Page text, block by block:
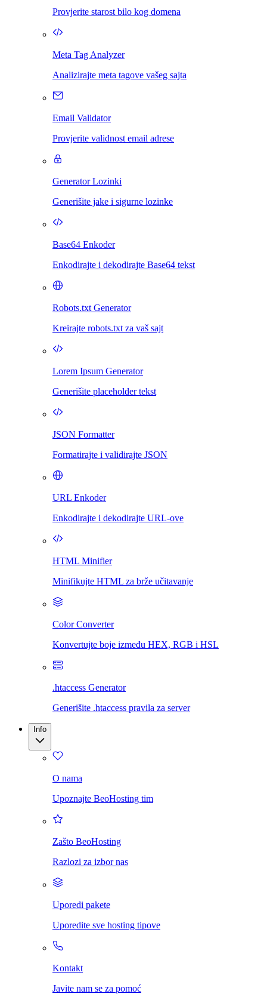
Provjerite starost bilo kog domena
Meta Tag Analyzer
Analizirajte meta tagove vašeg sajta
Email Validator
Provjerite validnost email adrese
Generator Lozinki
Generišite jake i sigurne lozinke
Base64 Enkoder
Enkodirajte i dekodirajte Base64 tekst
Robots.txt Generator
Kreirajte robots.txt za vaš sajt
Lorem Ipsum Generator
Generišite placeholder tekst
JSON Formatter
Formatirajte i validirajte JSON
URL Enkoder
Enkodirajte i dekodirajte URL-ove
HTML Minifier
Minifikujte HTML za brže učitavanje
Color Converter
Konvertujte boje između HEX, RGB i HSL
.htaccess Generator
Generišite .htaccess pravila za server
Info
O nama
Upoznajte BeoHosting tim
Zašto BeoHosting
Razlozi za izbor nas
Uporedi pakete
Uporedite sve hosting tipove
Kontakt
Javite nam se za pomoć